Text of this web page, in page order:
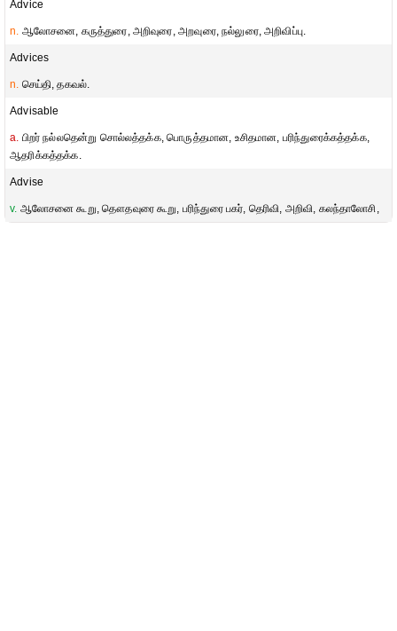
Advice
n. ஆலோசனை, கருத்துரை, அறிவுரை, அறவுரை, நல்லுரை, அறிவிப்பு.
Advices
n. செய்தி, தகவல்.
Advisable
a. பிறர் நல்லதென்று சொல்லத்தக்க, பொருத்தமான, உசிதமான, பரிந்துரைக்கத்தக்க,
ஆதரிக்கத்தக்க.
Advise
v. ஆலோசனை கூறு, தௌதவுரை கூறு, பரிந்துரை பகர், தெரிவி, அறிவி, கலந்தாலோசி,